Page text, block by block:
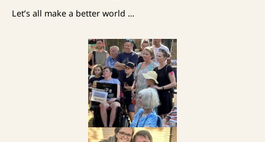
Let’s all make a better world …